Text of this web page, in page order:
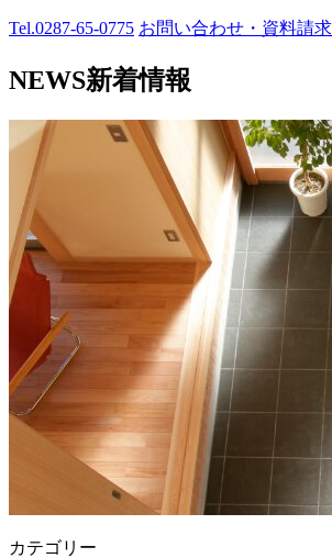
Tel.0287-65-0775 お問い合わせ・資料請求
NEWS新着情報
カテゴリー